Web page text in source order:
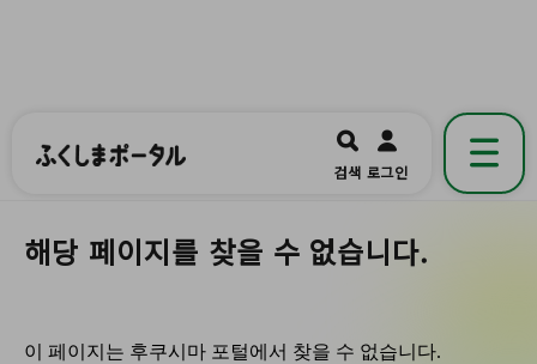
福島県公式の地域情報ポータルアプリ
開く
검색 로그인
해당 페이지를 찾을 수 없습니다.